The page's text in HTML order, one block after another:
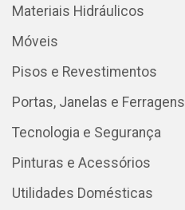
Materiais Hidráulicos
Móveis
Pisos e Revestimentos
Portas, Janelas e Ferragens
Tecnologia e Segurança
Pinturas e Acessórios
Utilidades Domésticas